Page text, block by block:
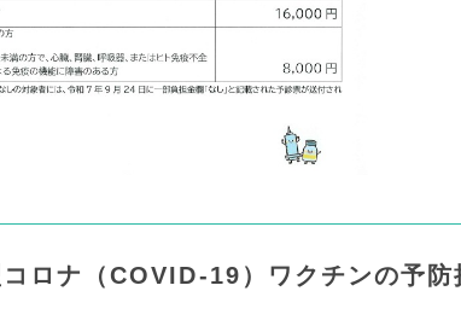
コロナ（COVID-19）ワクチンの予防